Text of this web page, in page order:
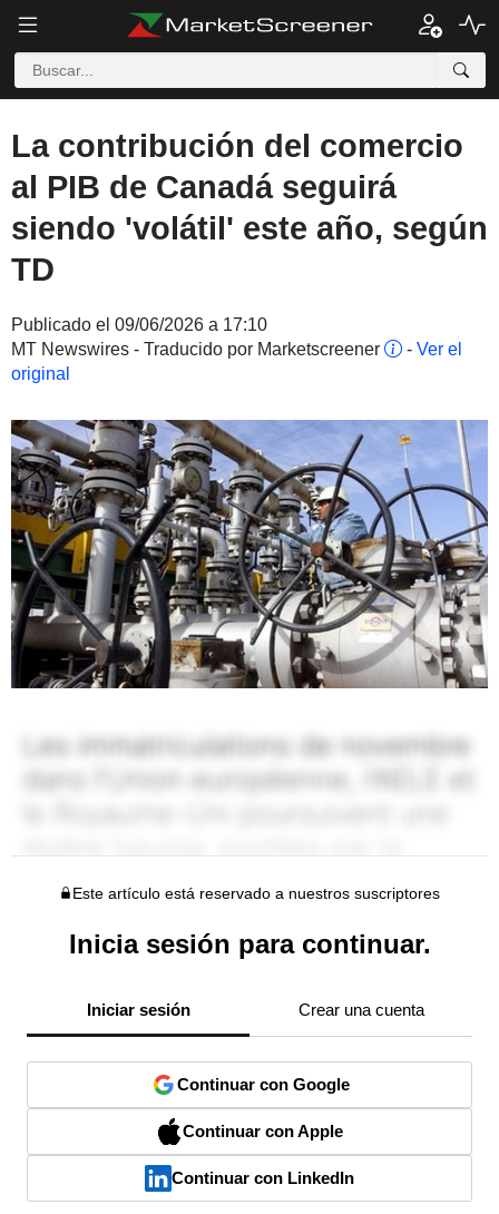
La contribución del comercio
al PIB de Canadá seguirá
siendo 'volátil' este año, según
TD
Publicado el 09/06/2026 a 17:10
MT Newswires - Traducido por Marketscreener
- Ver el
original
Este artículo está reservado a nuestros suscriptores
Inicia sesión para continuar.
Iniciar sesión Crear una cuenta
Continuar con Google
Continuar con Apple
Continuar con LinkedIn